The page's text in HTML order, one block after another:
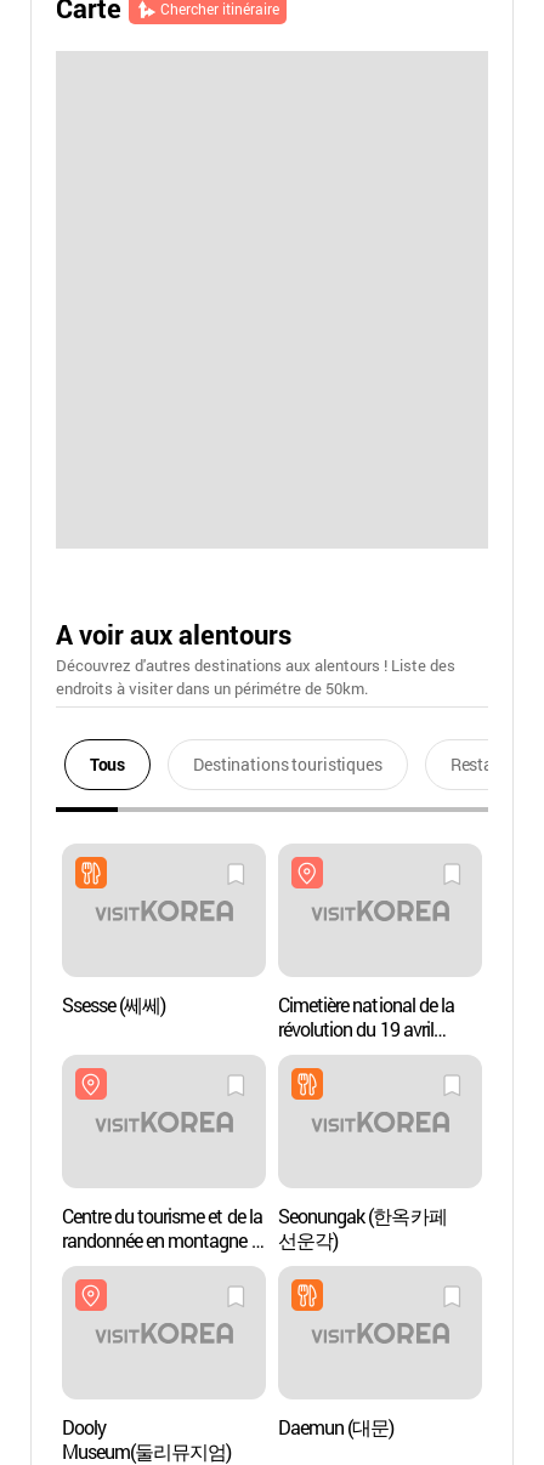
Carte Chercher itinéraire
A voir aux alentours
Découvrez d'autres destinations aux alentours ! Liste des
endroits à visiter dans un périmétre de 50km.
Tous Destinations touristiques Restaurants
Ssesse (쎄쎄)
Cimetière national de la
révolution du 19 avril
(국립4.19민주묘지)
Centre du tourisme et de la
randonnée en montagne à
Séoul
(서울도심등산관광센터
(북한산))
Seonungak (한옥카페
선운각)
Dooly
Museum(둘리뮤지엄)
Daemun (대문)